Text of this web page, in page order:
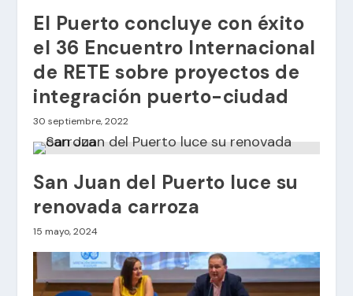
El Puerto concluye con éxito
el 36 Encuentro Internacional
de RETE sobre proyectos de
integración puerto-ciudad
30 septiembre, 2022
San Juan del Puerto luce su
renovada carroza
15 mayo, 2024